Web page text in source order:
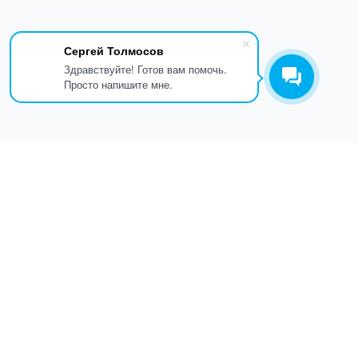
Сергей Толмосов
Здравствуйте! Готов вам помочь.
Просто напишите мне.